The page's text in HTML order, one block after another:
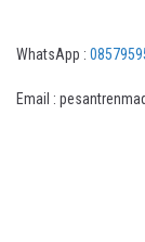
WhatsApp :
Email :